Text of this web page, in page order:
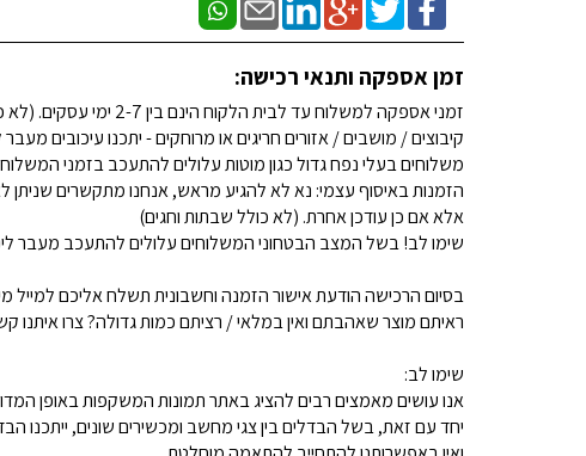
זמן אספקה ותנאי רכישה:
זמני אספקה למשלוח עד לבית הלקוח הינם בין 2-7 ימי עסקים. (לא כולל שבתות וחגים)
קיבוצים / מושבים / אזורים חריגים או מרוחקים - יתכנו עיכובים מעבר
משלוחים בעלי נפח גדול כגון מוטות עלולים להתעכב בזמני
הזמנות באיסוף עצמי: נא לא להגיע מראש, אנחנו מתקשרים שניתן
אלא אם כן עודכן אחרת. (לא כולל שבתות וחגים)
שימו לב! בשל המצב הבטחוני המשלוחים עלולים להתעכב מעבר
בסיום הרכישה הודעת אישור הזמנה וחשבונית תשלח אליכם למייל
ראיתם מוצר שאהבתם ואין במלאי / רציתם כמות גדולה? צרו איתנו קשר 02-
שימו לב:
אנו עושים מאמצים רבים להציג באתר תמונות המשקפות באופן
יחד עם זאת, בשל הבדלים בין צגי מחשב ומכשירים שונים, ייתכנו